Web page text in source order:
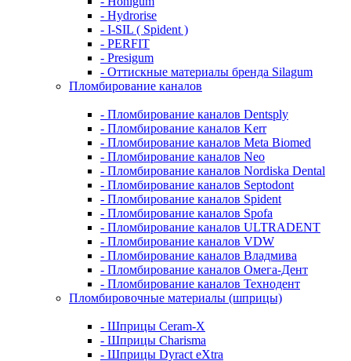
- Hydrorise
- I-SIL ( Spident )
- PERFIT
- Presigum
- Оттискные материалы бренда Silagum
Пломбирование каналов
- Пломбирование каналов Dentsply
- Пломбирование каналов Kerr
- Пломбирование каналов Meta Biomed
- Пломбирование каналов Neo
- Пломбирование каналов Nordiska Dental
- Пломбирование каналов Septodont
- Пломбирование каналов Spident
- Пломбирование каналов Spofa
- Пломбирование каналов ULTRADENT
- Пломбирование каналов VDW
- Пломбирование каналов Владмива
- Пломбирование каналов Омега-Дент
- Пломбирование каналов Технодент
Пломбировочные материалы (шприцы)
- Шприцы Ceram-X
- Шприцы Charisma
- Шприцы Dyract eXtra